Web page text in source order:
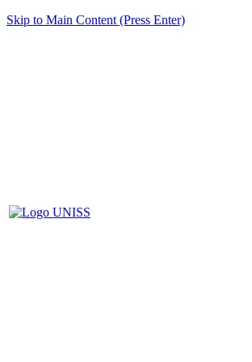
Skip to Main Content (Press Enter)